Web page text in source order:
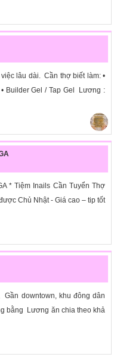
lâu dài. Cần thợ biết làm: •
• Builder Gel / Tap Gel Lương :
* Tiệm Inails Cần Tuyển Thợ
Chủ Nhật - Giá cao – tip tốt
Gần downtown, khu đông dân
bằng Lương ăn chia theo khả